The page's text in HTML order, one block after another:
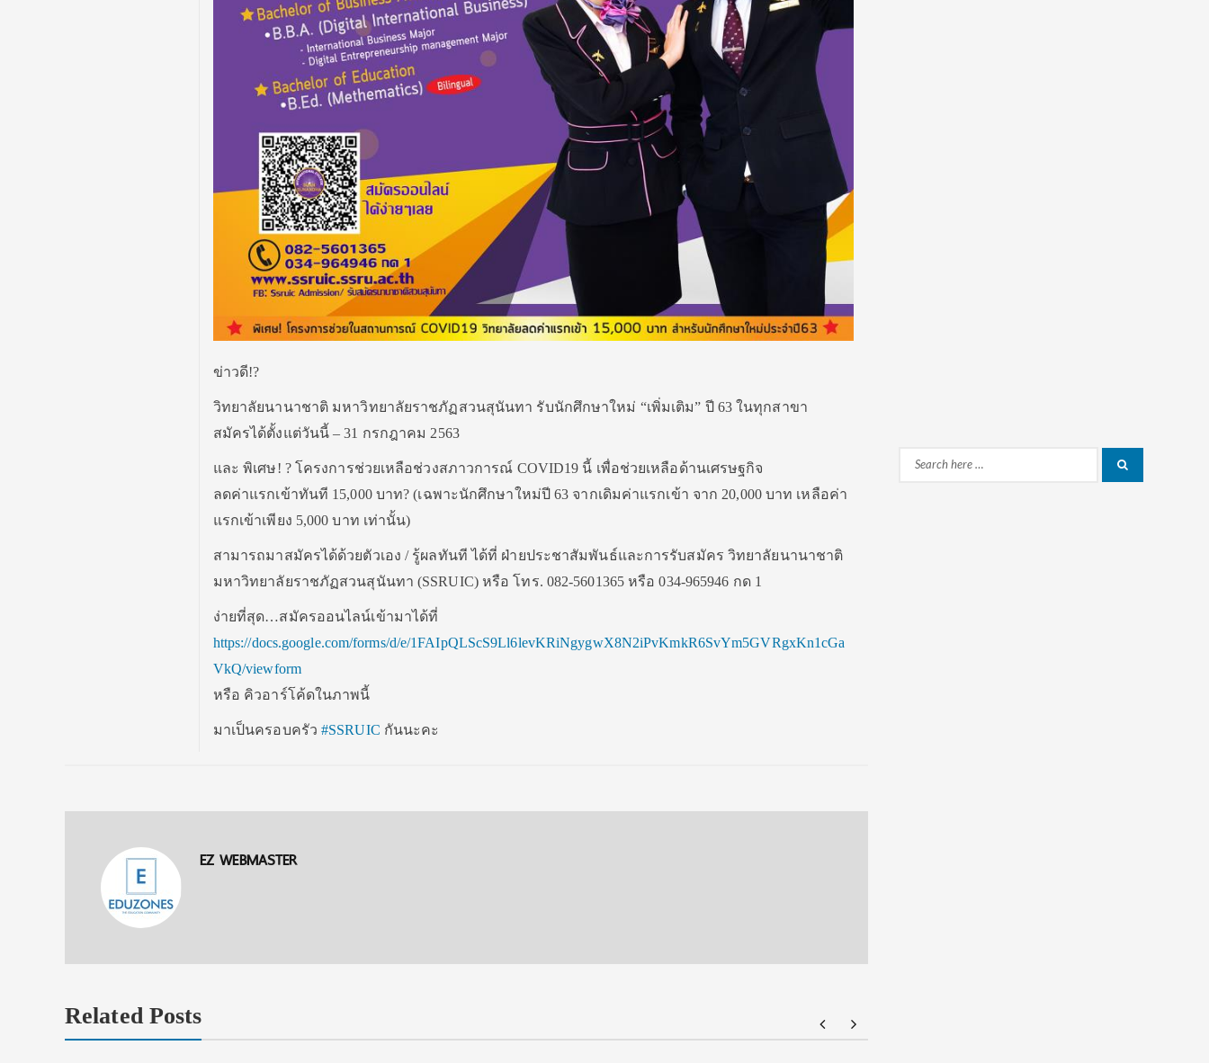
ข่าวดี!?
วิทยาลัยนานาชาติ มหาวิทยาลัยราชภัฏสวนสุนันทา รับนักศึกษาใหม่ “เพิ่มเติม” ปี 63 ในทุกสาขา
สมัครได้ตั้งแต่วันนี้ – 31 กรกฎาคม 2563
และ พิเศษ! ? โครงการช่วยเหลือช่วงสภาวการณ์ COVID19 นี้ เพื่อช่วยเหลือด้านเศรษฐกิจ
ลดค่าแรกเข้าทันที 15,000 บาท?(เฉพาะนักศึกษาใหม่ปี 63 จากเดิมค่าแรกเข้า จาก 20,000 บาท เหลือค่า
แรกเข้าเพียง 5,000 บาท เท่านั้น)
สามารถมาสมัครได้ด้วยตัวเอง / รู้ผลทันที ได้ที่ ฝ่ายประชาสัมพันธ์และการรับสมัคร วิทยาลัยนานาชาติ
มหาวิทยาลัยราชภัฏสวนสุนันทา (SSRUIC) หรือ โทร. 082-5601365 หรือ 034-965946 กด 1
ง่ายที่สุด…สมัครออนไลน์เข้ามาได้ที่
https://docs.google.com/forms/d/e/1FAIpQLScS9Ll6levKRiNgygwX8N2iPvKmkR6SvYm5GVRgxKn1cGa
VkQ/viewform
หรือ คิวอาร์โค้ดในภาพนี้
มาเป็นครอบครัว#SSRUIC กันนะคะ
EZ WEBMASTER
Related Posts
Search